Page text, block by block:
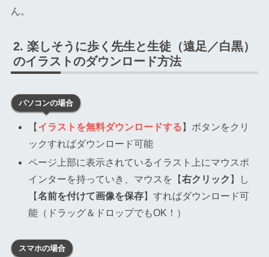
ん。
楽しそうに歩く先生と生徒（遠足／白黒）
のイラストのダウンロード方法
パソコンの場合
【 イラストを無料ダウンロードする 】ボタンをクリ
ックすればダウンロード可能
ページ上部に表示されているイラスト上にマウスポ
インターを持っていき、マウスを【右クリック 】し
【名前を付けて画像を保存】すればダウンロード可
能（ドラッグ＆ドロップでもOK！）
スマホの場合